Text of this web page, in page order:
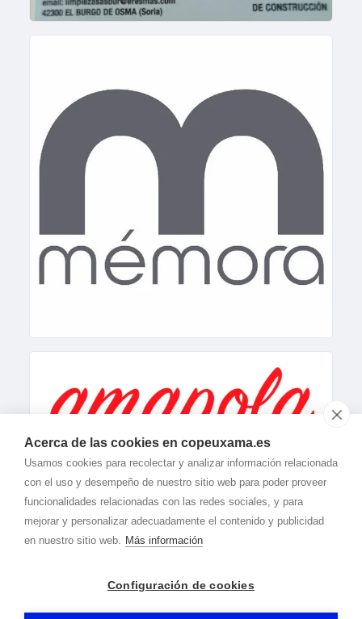
Acerca de las cookies en copeuxama.es
Usamos cookies para recolectar y analizar información relacionada
con el uso y desempeño de nuestro sitio web para poder proveer
funcionalidades relacionadas con las redes sociales, y para
mejorar y personalizar adecuadamente el contenido y publicidad
en nuestro sitio web. Más información
Configuración de cookies